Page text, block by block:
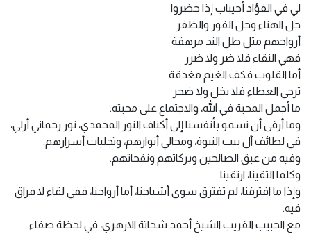
لي في الفؤاد أحيباب إذا حضروا
حل الهناء وحل الفوز والظفر
أرواحهم مثل طل الند مرهفة
فهي النقاء فلا ضر ولا ضرر
أما القلوب فكف الغيم مغدقة
ترجي العطاء فلا بخل ولا ضجر
ما أجمل المحبة في الله، والاجتماع على محبته.
وما أرقى أن نسمو بأنفسنا إلى أكناف النور المحمدي، نور رحماني أزلي،
في لطائف آل بيت النبوة، ومجالي أنوارهم، وتجليات أسرارهم.
وفيه من عبق الصالحين وبركاتهم ونفحاتهم.
وكلما التقينا، ارتقينا.
وإذا ما افترقنا، لم تفترق سوى أشباحنا، أما أرواحنا، ففي لقاء لا فراق
فيه.
مع الحبيب القريب الشيخ أحمد شحاتة الازهري، في لحظة صفاء